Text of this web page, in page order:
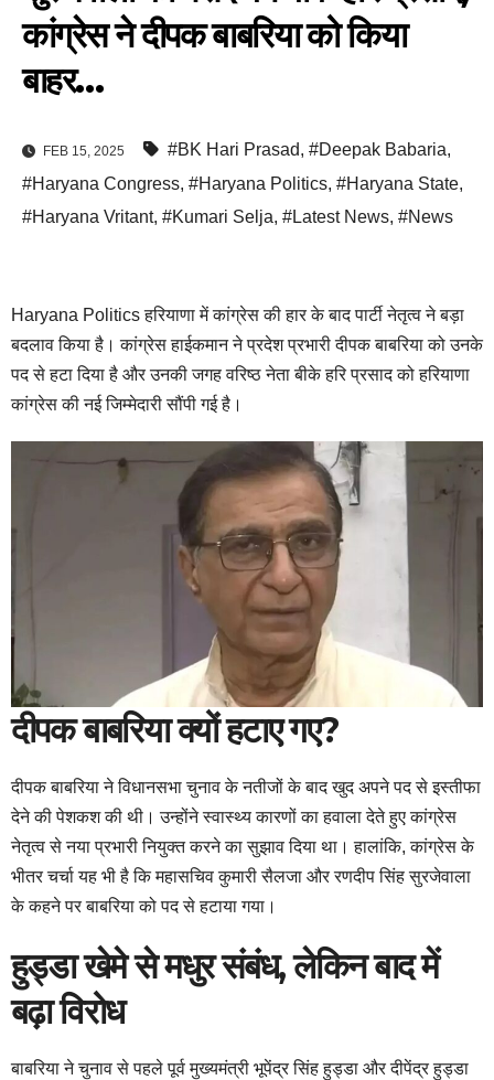
कांग्रेस ने दीपक बाबरिया को किया
बाहर…
FEB 15, 2025 #BK Hari Prasad, #Deepak Babaria,
#Haryana Congress, #Haryana Politics, #Haryana State,
#Haryana Vritant, #Kumari Selja, #Latest News, #News
Haryana Politics हरियाणा में कांग्रेस की हार के बाद पार्टी नेतृत्व ने बड़ा
बदलाव किया है। कांग्रेस हाईकमान ने प्रदेश प्रभारी दीपक बाबरिया को उनके
पद से हटा दिया है और उनकी जगह वरिष्ठ नेता बीके हरि प्रसाद को हरियाणा
कांग्रेस की नई जिम्मेदारी सौंपी गई है।
दीपक बाबरिया क्यों हटाए गए?
दीपक बाबरिया ने विधानसभा चुनाव के नतीजों के बाद खुद अपने पद से इस्तीफा
देने की पेशकश की थी। उन्होंने स्वास्थ्य कारणों का हवाला देते हुए कांग्रेस
नेतृत्व से नया प्रभारी नियुक्त करने का सुझाव दिया था। हालांकि, कांग्रेस के
भीतर चर्चा यह भी है कि महासचिव कुमारी सैलजा और रणदीप सिंह सुरजेवाला
के कहने पर बाबरिया को पद से हटाया गया।
हुड्डा खेमे से मधुर संबंध, लेकिन बाद में
बढ़ा विरोध
बाबरिया ने चुनाव से पहले पूर्व मुख्यमंत्री भूपेंद्र सिंह हुड्डा और दीपेंद्र हुड्डा